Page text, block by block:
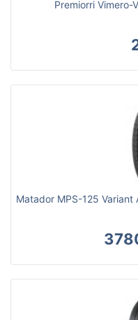
Premiorri Vimero-
Matador MPS-125 Variant